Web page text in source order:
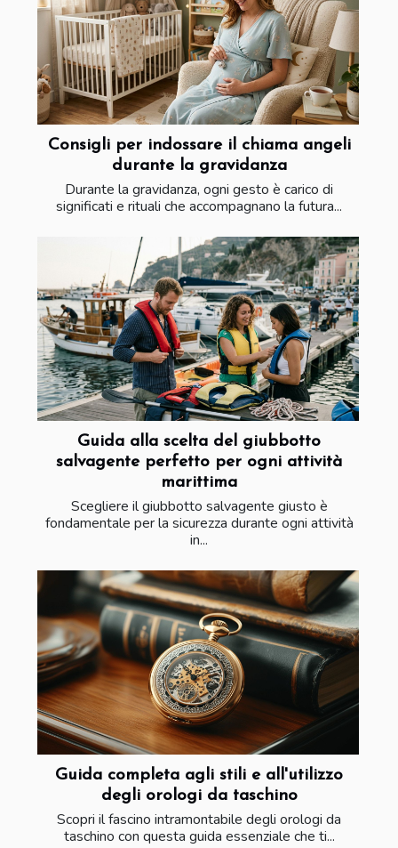
Consigli per indossare il chiama angeli
durante la gravidanza
Durante la gravidanza, ogni gesto è carico di
significati e rituali che accompagnano la futura...
Guida alla scelta del giubbotto
salvagente perfetto per ogni attività
marittima
Scegliere il giubbotto salvagente giusto è
fondamentale per la sicurezza durante ogni attività
in...
Guida completa agli stili e all'utilizzo
degli orologi da taschino
Scopri il fascino intramontabile degli orologi da
taschino con questa guida essenziale che ti...